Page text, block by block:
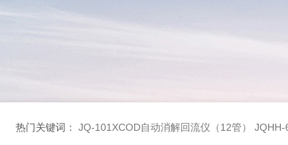
热门关键词： JQ-101XCOD自动消解回流仪（12管） JQHH-